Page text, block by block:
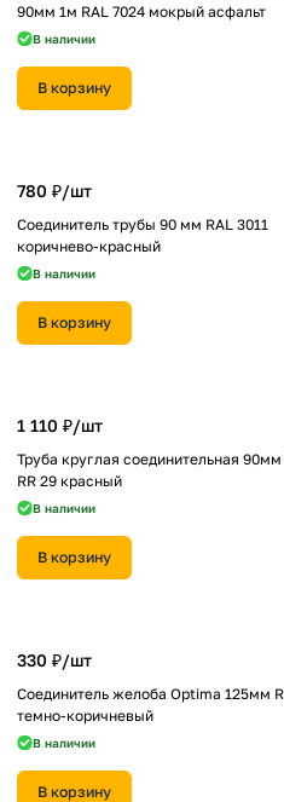
90мм 1м RAL 7024 мокрый асфальт
В наличии
В корзину
780 ₽/шт
Соединитель трубы 90 мм RAL 3011
коричнево-красный
В наличии
В корзину
1 110 ₽/шт
Труба круглая соединительная
RR 29 красный
В наличии
В корзину
330 ₽/шт
Соединитель желоба Optima 125мм
темно-коричневый
В наличии
В корзину